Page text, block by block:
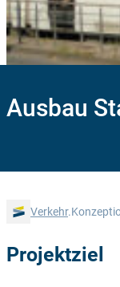
Ausbau
Verkehr.
Projektziel